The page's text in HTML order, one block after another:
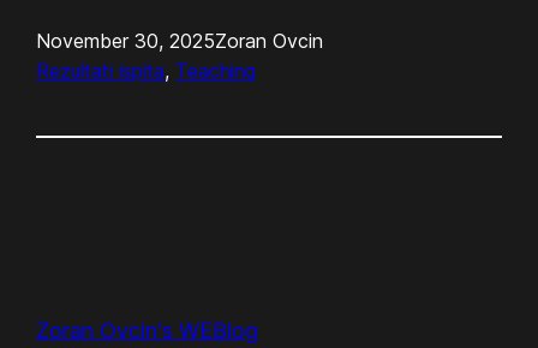
November 30, 2025Zoran Ovcin
Rezultati ispita, Teaching
Zoran Ovcin's WEBlog